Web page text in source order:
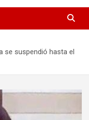
se suspendió hasta el